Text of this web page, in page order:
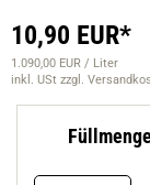
10,90 EUR*
1.090,00 EUR / Liter
inkl. USt zzgl.